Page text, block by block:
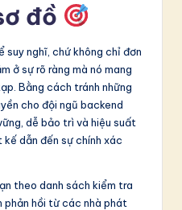
đồ
nghĩ, chứ không chỉ đơn
ở sự rõ ràng mà nó mang
Bằng cách tránh những
cho đội ngũ backend
dễ bảo trì và hiệu suất
dẫn đến sự chính xác
theo danh sách kiểm tra
phản hồi từ các nhà phát